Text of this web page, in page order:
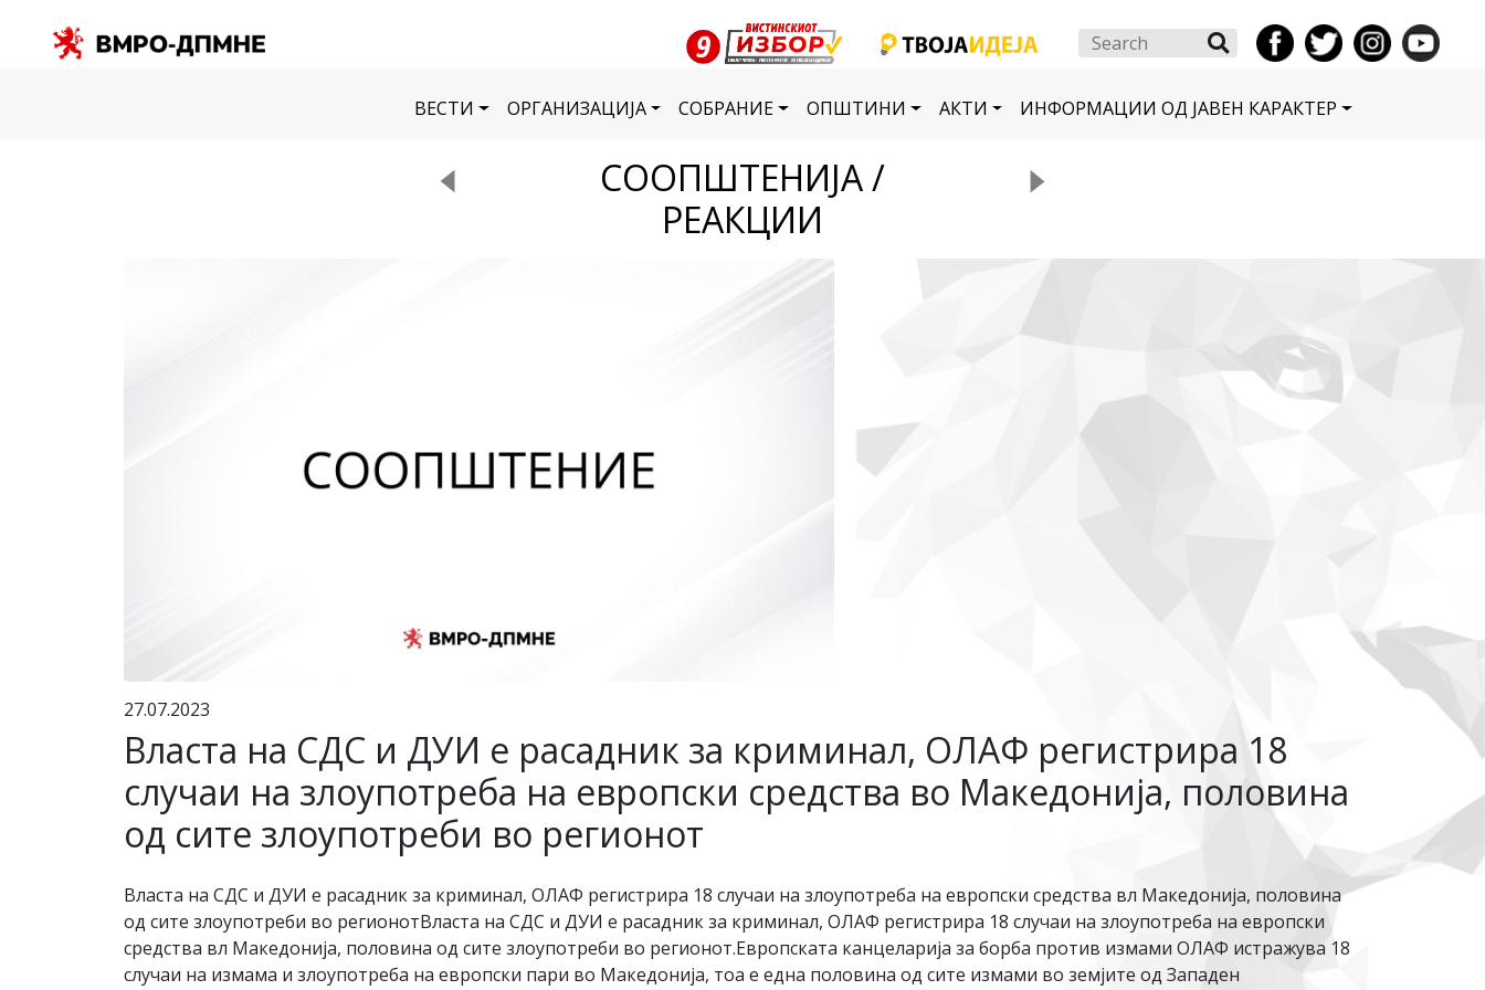
Search
ВЕСТИ ОРГАНИЗАЦИЈА СОБРАНИЕ ОПШТИНИ АКТИ ИНФОРМАЦИИ ОД ЈАВЕН КАРАКТЕР
СООПШТЕНИЈА /
РЕАКЦИИ
27.07.2023
Власта на СДС и ДУИ е расадник за криминал, ОЛАФ регистрира 18
случаи на злоупотреба на европски средства во Македонија, половина
од сите злоупотреби во регионот
Власта на СДС и ДУИ е расадник за криминал, ОЛАФ регистрира 18 случаи на злоупотреба на европски средства вл Македонија, половина
од сите злоупотреби во регионотВласта на СДС и ДУИ е расадник за криминал, ОЛАФ регистрира 18 случаи на злоупотреба на европски
средства вл Македонија, половина од сите злоупотреби во регионот.Европската канцеларија за борба против измами ОЛАФ истражува 18
случаи на измама и злоупотреба на европски пари во Македонија, тоа е една половина од сите измами во земјите од Западен